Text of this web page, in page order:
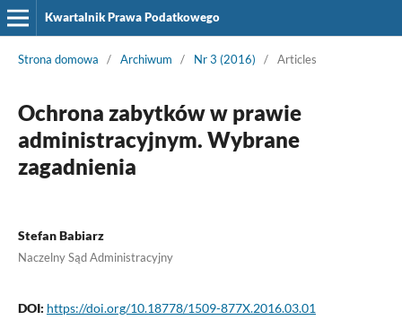
Kwartalnik Prawa Podatkowego
Strona domowa / Archiwum / Nr 3 (2016) / Articles
Ochrona zabytków w prawie
administracyjnym. Wybrane
zagadnienia
Stefan Babiarz
Naczelny Sąd Administracyjny
DOI: https://doi.org/10.18778/1509-877X.2016.03.01